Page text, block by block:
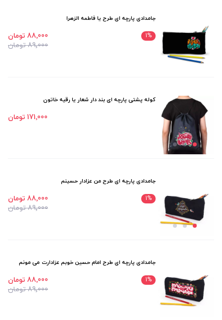
جامدادی پارچه ای طرح یا فاطمه الزهرا
1%
89٬000 تومان
88٬000 تومان
کوله پشتی پارچه ای بند دار شعار یا رقیه خاتون
171٬000 تومان
جامدادی پارچه ای طرح من عزادار حسینم
1%
89٬000 تومان
88٬000 تومان
جامدادی پارچه ای طرح امام حسین خوبم عزادارت می مونم
1%
89٬000 تومان
88٬000 تومان